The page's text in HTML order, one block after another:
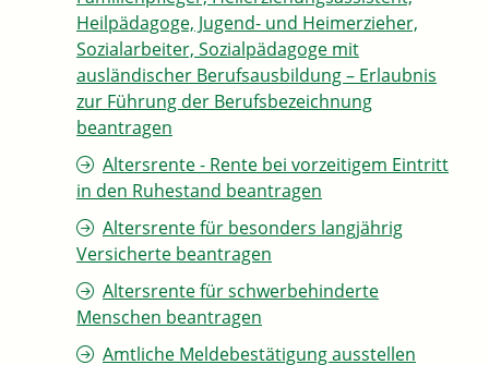
Heilpädagoge, Jugend- und Heimerzieher,
Sozialarbeiter, Sozialpädagoge mit
ausländischer Berufsausbildung – Erlaubnis
zur Führung der Berufsbezeichnung
beantragen
Altersrente - Rente bei vorzeitigem Eintritt
in den Ruhestand beantragen
Altersrente für besonders langjährig
Versicherte beantragen
Altersrente für schwerbehinderte
Menschen beantragen
Amtliche Meldebestätigung ausstellen